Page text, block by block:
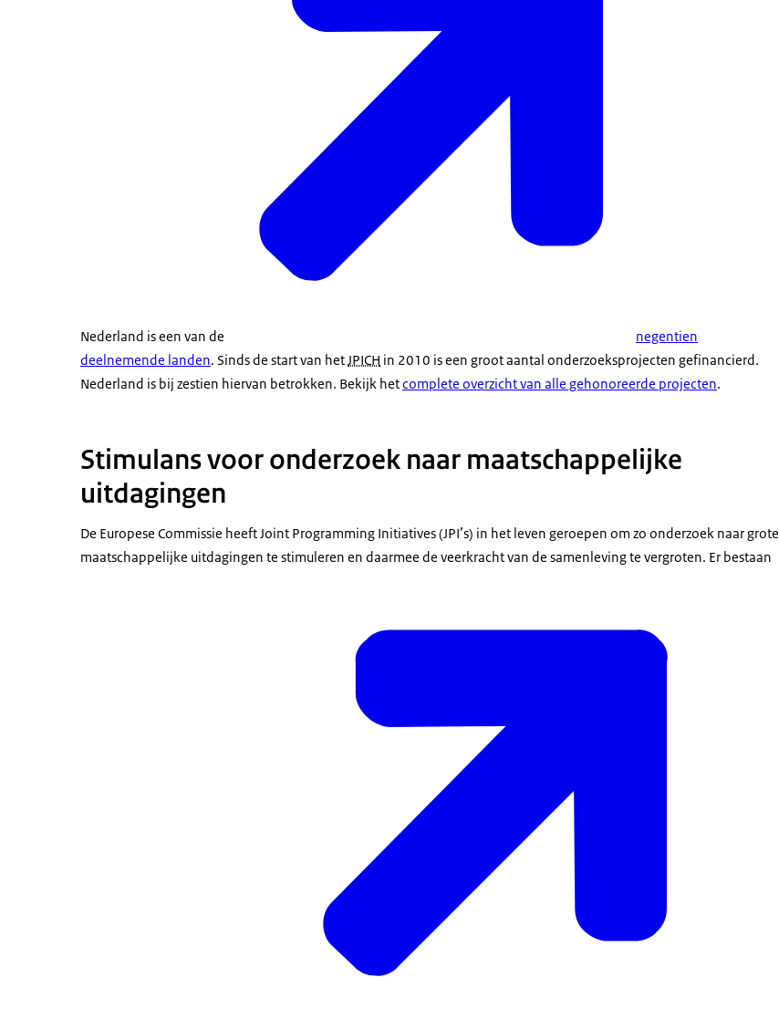
Nederland is een van de
negentien
deelnemende landen. Sinds de start van hetJPICH in 2010 is een groot aantal onderzoeksprojecten gefinancierd.
Nederland is bij zestien hiervan betrokken. Bekijk hetcomplete overzicht van alle gehonoreerde projecten.
Stimulans voor onderzoek naar maatschappelijke
uitdagingen
De Europese Commissie heeft Joint Programming Initiatives (JPI’s) in het leven geroepen om zo onderzoek naar grote
maatschappelijke uitdagingen te stimuleren en daarmee de veerkracht van de samenleving te vergroten. Er bestaan